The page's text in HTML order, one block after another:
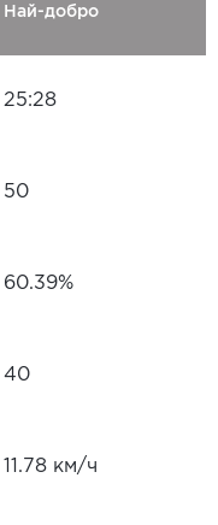
Най-добро
25:28
50
60.39%
40
11.78 км/ч